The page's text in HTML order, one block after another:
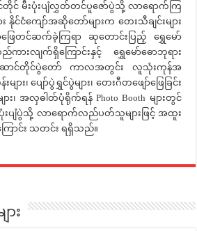
မီးပုံးပျံလွှတ်တင်ပူဇော်ပွဲသို့ လာရောက်ကြ
င်ငံကျော်အဆိုတော်များက တေးသီချင်းများ
ာ်ဖြေတင်ဆက်ခဲ့ကြရာ ဆုတောင်းပြည့် ရွှေမော်
ကားလျက်ရှိကြောင်းနှင့် ရွှေမော်ဓောဘုရား
ောင်တိုင်ပွဲတော် ကာလအတွင်း လူသုံးကုန်အ
များ၊ ပျော်ပွဲရွှင်ပွဲများ၊ တေးဂီတဖျော်ဖြေခြင်း
ား၊ အလှဓါတ်ပုံရိုက်ရန် Photo Booth များတွင်
းပျံပွဲသို့ လာရောက်လည်ပတ်သူများဖြင့် အထူး
ြောင်း သတင်း ရရှိသည်။
ား